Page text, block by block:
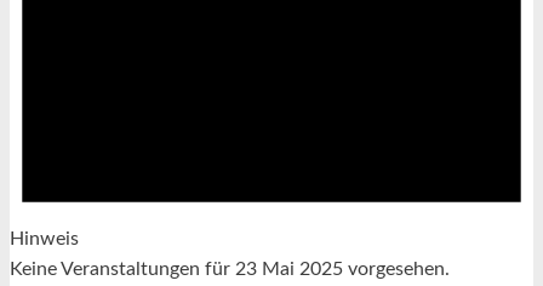
Hinweis
Keine Veranstaltungen für 23 Mai 2025 vorgesehen.